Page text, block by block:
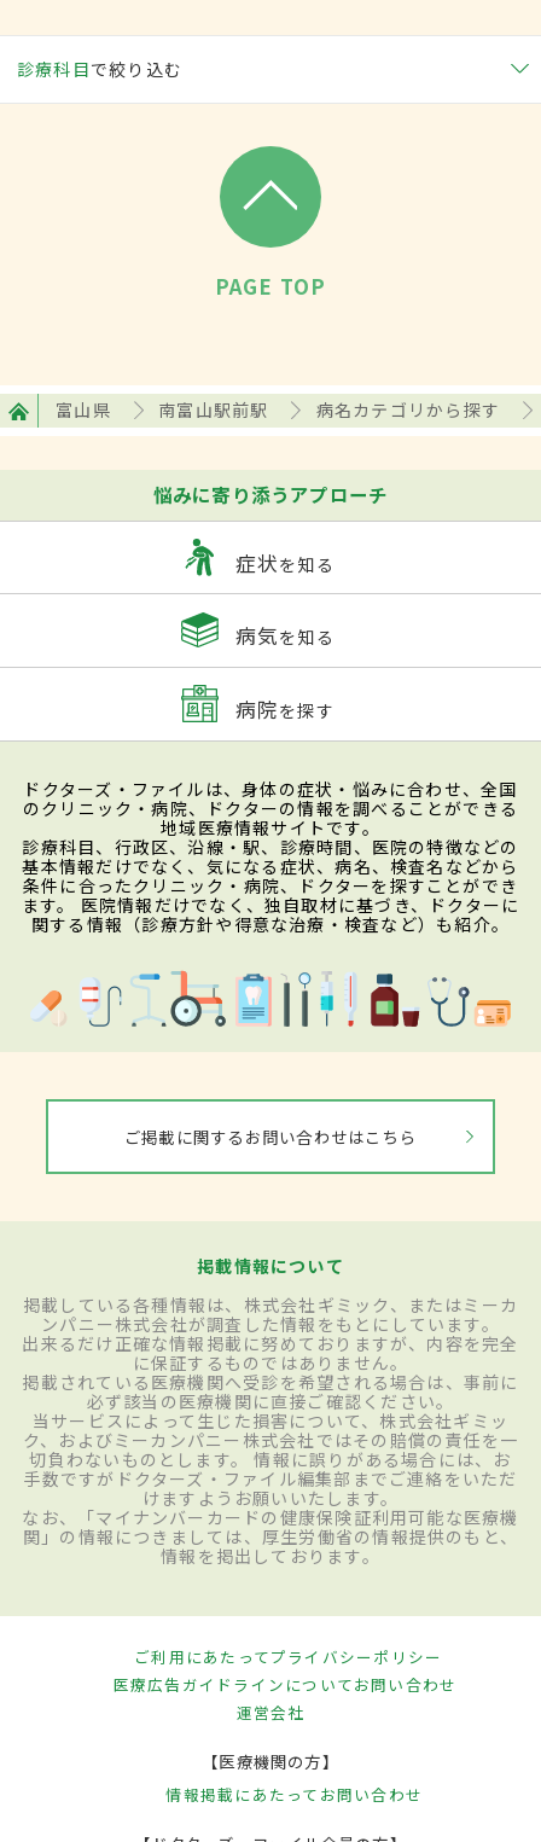
診療科目で絞り込む
PAGE TOP
富山県 南富山駅前駅 病名カテゴリから探す
悩みに寄り添うアプローチ
症状を知る
病気を知る
病院を探す
ドクターズ・ファイルは、身体の症状・悩みに合わせ、全国
のクリニック・病院、ドクターの情報を調べることができる
地域医療情報サイトです。
診療科目、行政区、沿線・駅、診療時間、医院の特徴などの
基本情報だけでなく、気になる症状、病名、検査名などから
条件に合ったクリニック・病院、ドクターを探すことができ
ます。 医院情報だけでなく、独自取材に基づき、ドクターに
関する情報（診療方針や得意な治療・検査など）も紹介。
ご掲載に関するお問い合わせはこちら
掲載情報について
掲載している各種情報は、株式会社ギミック、またはミーカ
ンパニー株式会社が調査した情報をもとにしています。
出来るだけ正確な情報掲載に努めておりますが、内容を完全
に保証するものではありません。
掲載されている医療機関へ受診を希望される場合は、事前に
必ず該当の医療機関に直接ご確認ください。
当サービスによって生じた損害について、株式会社ギミッ
ク、およびミーカンパニー株式会社ではその賠償の責任を一
切負わないものとします。 情報に誤りがある場合には、お
手数ですがドクターズ・ファイル編集部までご連絡をいただ
けますようお願いいたします。
なお、「マイナンバーカードの健康保険証利用可能な医療機
関」の情報につきましては、厚生労働省の情報提供のもと、
情報を掲出しております。
ご利用にあたってプライバシーポリシー
医療広告ガイドラインについてお問い合わせ
運営会社
【医療機関の方】
情報掲載にあたって お問い合わせ